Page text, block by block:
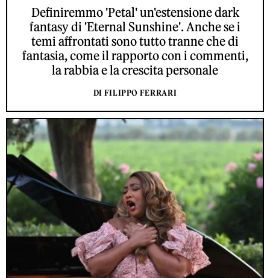
Definiremmo 'Petal' un'estensione dark
fantasy di 'Eternal Sunshine'. Anche se i
temi affrontati sono tutto tranne che di
fantasia, come il rapporto con i commenti,
la rabbia e la crescita personale
DI FILIPPO FERRARI